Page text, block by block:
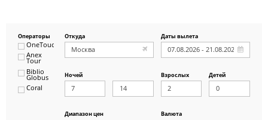
Операторы
OneTouch&Travel
Anex
Tour
Biblio
Globus
Coral
Откуда Даты вылета
Ночей Взрослых Детей
Диапазон цен
Валюта